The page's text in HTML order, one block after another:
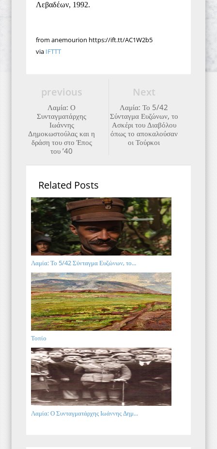
Λεβαδέων, 1992.
from anemourion https://ift.tt/AC1W2b5
via IFTTT
Next
Λαμία: Το 5/42
Σύνταγμα Ευζώνων, το
Ασκέρι του Διαβόλου
όπως το αποκαλούσαν
οι Τούρκοι
previous
Λαμία: Ο
Συνταγματάρχης
Ιωάννης
Δημοκωστούλας και η
δράση του στο Έπος
του ’40
Related Posts
Λαμία: Το 5/42 Σύνταγμα Ευζώνων, το...
Τοπίο
Λαμία: Ο Συνταγματάρχης Ιωάννης Δημ...